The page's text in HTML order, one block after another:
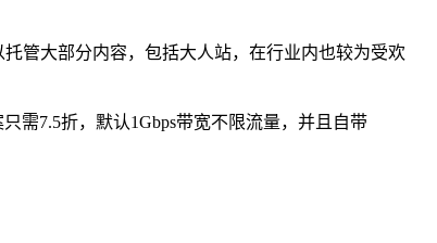
管大部分内容，包括大人站，在行业内也较为受欢
需7.5折，默认1Gbps带宽不限流量，并且自带